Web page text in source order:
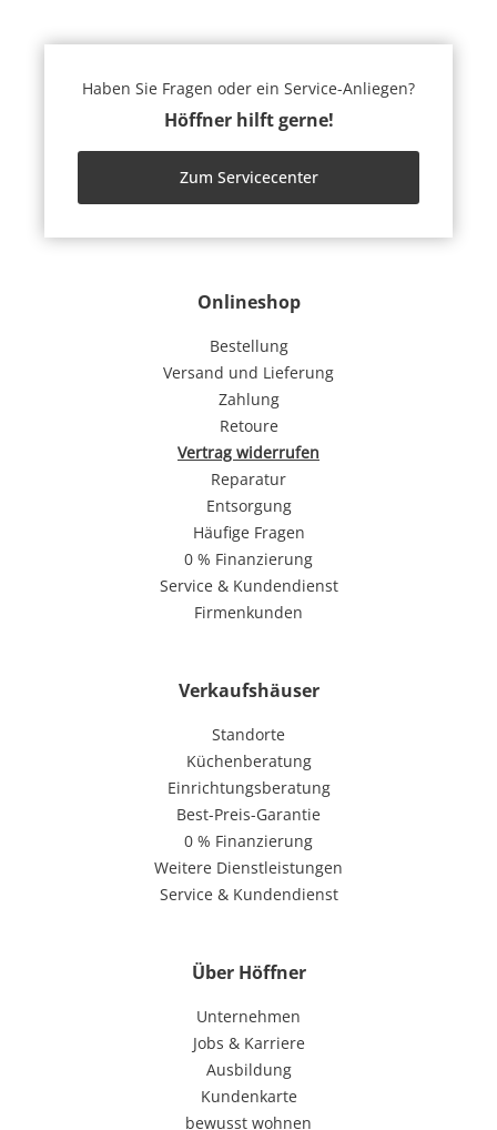
Onlineshop
Bestellung
Versand und Lieferung
Zahlung
Retoure
Vertrag widerrufen
Reparatur
Entsorgung
Häufige Fragen
0 % Finanzierung
Service & Kundendienst
Firmenkunden
Verkaufshäuser
Standorte
Küchenberatung
Einrichtungsberatung
Best-Preis-Garantie
0 % Finanzierung
Weitere Dienstleistungen
Service & Kundendienst
Über Höffner
Unternehmen
Jobs & Karriere
Ausbildung
Kundenkarte
bewusst wohnen
Haben Sie Fragen oder ein Service-Anliegen?
Höffner hilft gerne!
Zum Servicecenter